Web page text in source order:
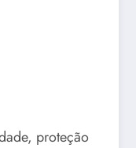
proteção